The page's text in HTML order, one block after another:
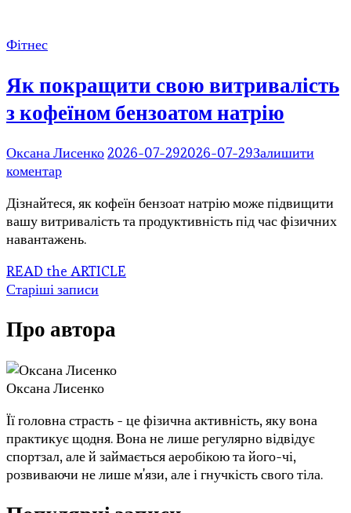
Фітнес
Як покращити свою витривалість
з кофеїном бензоатом натрію
Оксана Лисенко2026-07-292026-07-29Залишити
коментардо
покращити
свою
витривалість
кофеїном
бензоатом
Дізнайтеся, як кофеїн бензоат натрію може підвищити
вашу витривалість та продуктивність під час фізичних
навантажень.
READ the ARTICLE
Навігація
за
записами
Старіші записи
Про автора
Оксана Лисенко
Її головна страсть - це фізична активність, яку вона
практикує щодня. Вона не лише регулярно відвідує
спортзал, але й займається аеробікою та його-чі,
розвиваючи не лише м'язи, але і гнучкість свого тіла.